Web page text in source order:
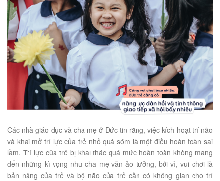
Các nhà giáo dục và cha mẹ ở Đức tin rằng, việc kích hoạt trí não
và khai mở trí lực của trẻ nhỏ quá sớm là một điều hoàn toàn sai
lầm. Trí lực của trẻ bị khai thác quá mức hoàn toàn không mang
đến những kì vọng như cha mẹ vẫn ảo tưởng, bởi vì, vui chơi là
bản năng của trẻ và bộ não của trẻ cần có không gian cho trí